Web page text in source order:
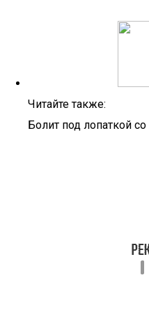
Читайте также:
Болит под лопаткой